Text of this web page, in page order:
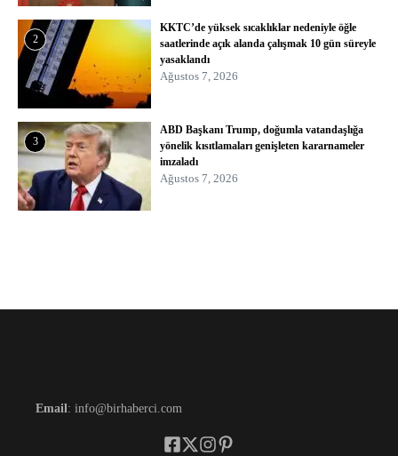
2
KKTC’de yüksek sıcaklıklar nedeniyle öğle
saatlerinde açık alanda çalışmak 10 gün süreyle
yasaklandı
Ağustos 7, 2026
3
ABD Başkanı Trump, doğumla vatandaşlığa
yönelik kısıtlamaları genişleten kararnameler
imzaladı
Ağustos 7, 2026
Email : info@birhaberci.com